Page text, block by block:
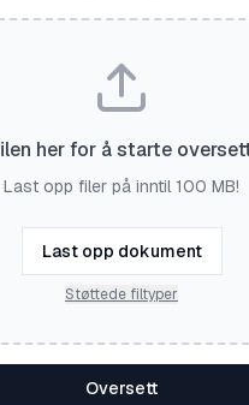
her for å starte
Last opp filer på inntil 100 MB!
Last opp dokument
Støttede filtyper
Oversett